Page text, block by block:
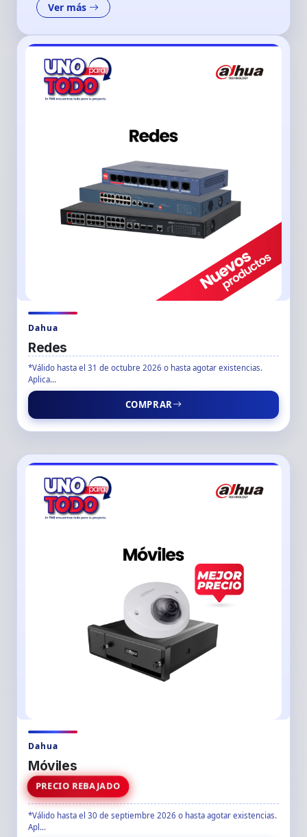
Ver más
Dahua
Redes
*Válido hasta el 31 de octubre 2026 o hasta agotar existencias.
Aplica...
COMPRAR
Dahua
Móviles
PRECIO REBAJADO
*Válido hasta el 30 de septiembre 2026 o hasta agotar existencias.
Apl...